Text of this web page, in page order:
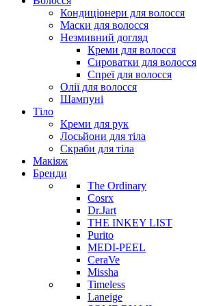
Кондиціонери для волосся
Маски для волосся
Незмивний догляд
Креми для волосся
Сироватки для волосся
Спреї для волосся
Олії для волосся
Шампуні
Тіло
Креми для рук
Лосьйони для тіла
Скраби для тіла
Макіяж
Бренди
The Ordinary
Cosrx
Dr.Jart
THE INKEY LIST
Purito
MEDI-PEEL
CeraVe
Missha
Timeless
Laneige